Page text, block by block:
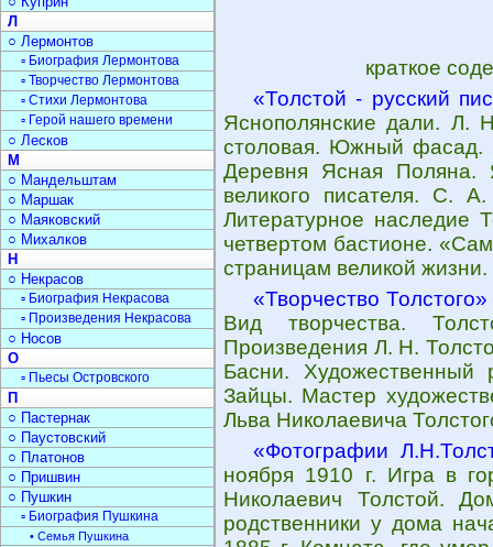
краткое
«Толстой - русский
Яснополянские дали. Л.
столовая. Южный фасад.
Деревня Ясная
великого писателя. С.
Литературное наследие
четвертом бастионе.
страницам великой жизни.
«Творчество Толстого»
Вид творчества.
Произведения Л. Н.
Басни. Художественный
Зайцы. Мастер
Льва Николаевича
«Фотографии
ноября 1910 г. Игра в
Николаевич Толстой.
родственники у дома
Л
○ Лермонтов
▫ Биография Лермонтова
▫ Творчество Лермонтова
▫ Стихи Лермонтова
▫ Герой нашего времени
○ Лесков
М
○ Мандельштам
○ Маршак
○ Маяковский
○ Михалков
Н
○ Некрасов
▫ Биография Некрасова
▫ Произведения Некрасова
○ Носов
О
▫ Пьесы Островского
П
○ Пастернак
○ Паустовский
○ Платонов
○ Пришвин
○ Пушкин
▫ Биография Пушкина
• Семья Пушкина